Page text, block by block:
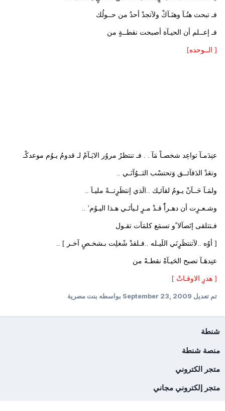
فـ تبحث هنُـآ وهنَـآكْ ولآتجدْ أحدْ من حــولُك
فـ إعــلم أن الحيـآة أصبحت نقطــةٍ من
[ الــوحده]
عنِدَمـآ تواعِد شخصـاً مَآ . . فـ تنتظرُ مروُر الايَـآمْ لـ قدومُ يـوُم موعدكْـ
وتعَدْ الدَقآئــق وَتحتسْب الثــوُآنَـي ..
ولمَـآ حَــآنْ يـومُ لقآئـِك ..الَذي إنتظَرٍتــهْ مليـاَ ..
وشـعـرٍت أن دهـراًُ قـدْ مـرٍ لـيأتَـي هـذا اليـوُم' ..
فـتتلقى إتَصآلا ًو تسمَع كلمَآت تقـول
[ أوُه ..لآتنتظَرٍنَي اللَيـله ..فـلقدْ شًغلِت بـشخـصٍ آخـر ] ..
عنِدهَـآ تصبح الحَيـآهْ نقطـهْ من
[ هدرٍ الاوقـاتْ ]
تم تعديلSeptember 23, 2009بواسطه بنت مصرية
شنطة
منصة شنطة
متجر الكتروني
متجر إلكتروني مجاني